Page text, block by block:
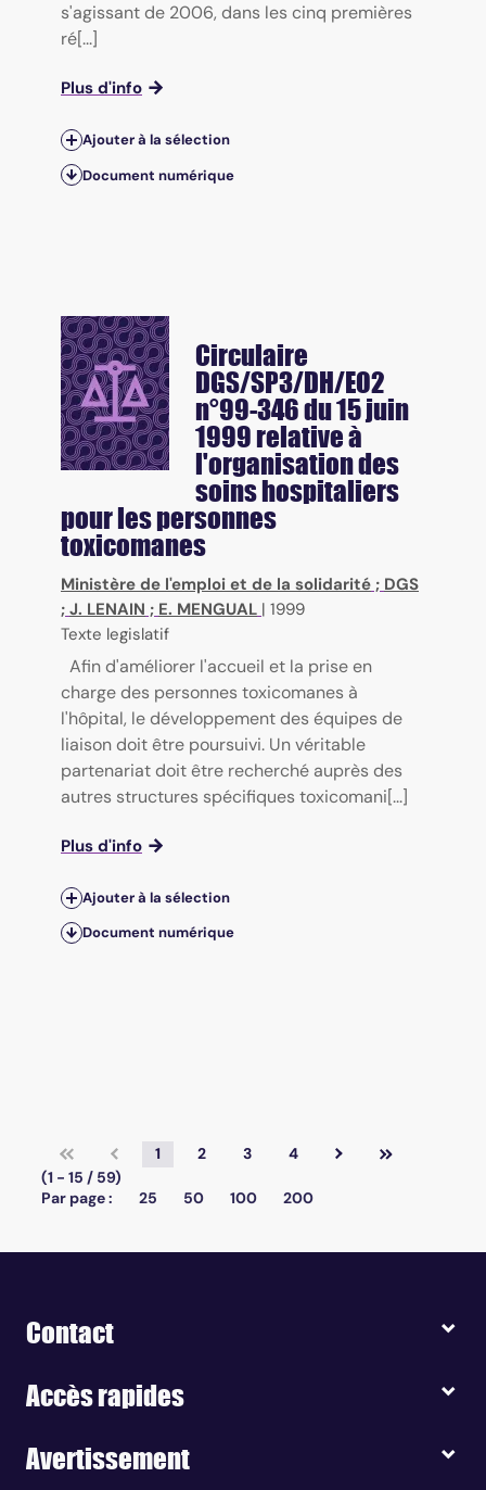
s'agissant de 2006, dans les cinq premières
ré[...]
Plus d'info
Ajouter à la sélection
Document numérique
Circulaire
DGS/SP3/DH/EO2
n°99-346 du 15 juin
1999 relative à
l'organisation des
soins hospitaliers
pour les personnes
toxicomanes
Ministère de l'emploi et de la solidarité ; DGS
; J. LENAIN ; E. MENGUAL | 1999
Texte legislatif
Afin d'améliorer l'accueil et la prise en
charge des personnes toxicomanes à
l'hôpital, le développement des équipes de
liaison doit être poursuivi. Un véritable
partenariat doit être recherché auprès des
autres structures spécifiques toxicomani[...]
Plus d'info
Ajouter à la sélection
Document numérique
1 2 3
4
(1 - 15 / 59)
Par page :
25 50 100 200
Contact
Accès rapides
Avertissement